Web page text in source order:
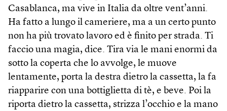
Casablanca, ma vive in Italia da oltre vent’anni.
Ha fatto a lungo il cameriere, ma a un certo punto
non ha più trovato lavoro ed è finito per strada. Ti
faccio una magia, dice. Tira via le mani enormi da
sotto la coperta che lo avvolge, le muove
lentamente, porta la destra dietro la cassetta, la fa
riapparire con una bottiglietta di tè, e beve. Poi la
riporta dietro la cassetta, strizza l’occhio e la mano